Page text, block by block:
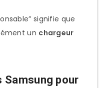
signifie que
un chargeur
pour